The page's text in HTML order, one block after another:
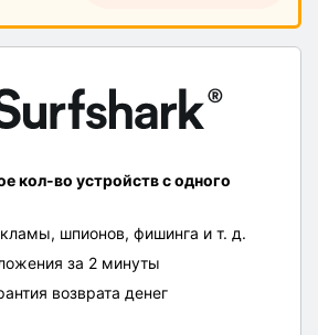
кол-во устройств с одного
шпионов, фишинга и т. д.
за 2 минуты
возврата денег